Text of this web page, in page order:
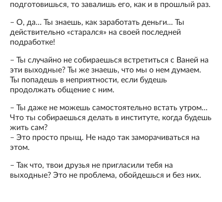
подготовишься, то завалишь его, как и в прошлый раз.
– О, да… Ты знаешь, как заработать деньги... Ты
действительно «старался» на своей последней
подработке!
– Ты случайно не собираешься встретиться с Ваней на
эти выходные? Ты же знаешь, что мы о нем думаем.
Ты попадешь в неприятности, если будешь
продолжать общение с ним.
– Ты даже не можешь самостоятельно встать утром...
Что ты собираешься делать в институте, когда будешь
жить сам?
– Это просто прыщ. Не надо так заморачиваться на
этом.
– Так что, твои друзья не пригласили тебя на
выходные? Это не проблема, обойдешься и без них.